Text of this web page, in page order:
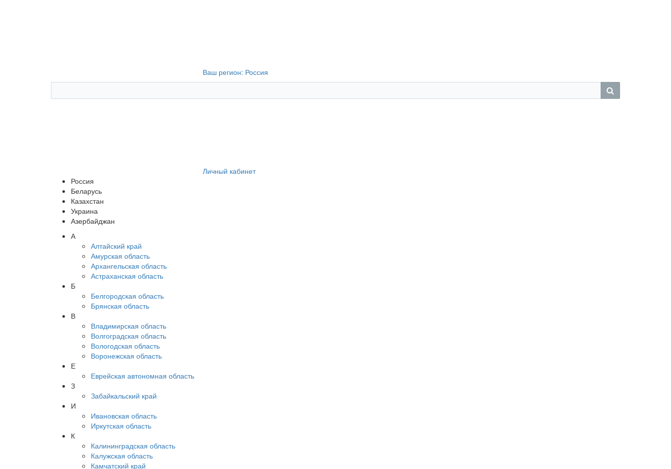
Ваш регион: Россия
Личный кабинет
Россия
Беларусь
Казахстан
Украина
Азербайджан
А
Алтайский край
Амурская область
Архангельская область
Астраханская область
Б
Белгородская область
Брянская область
В
Владимирская область
Волгоградская область
Вологодская область
Воронежская область
Е
Еврейская автономная область
З
Забайкальский край
И
Ивановская область
Иркутская область
К
Калининградская область
Калужская область
Камчатский край